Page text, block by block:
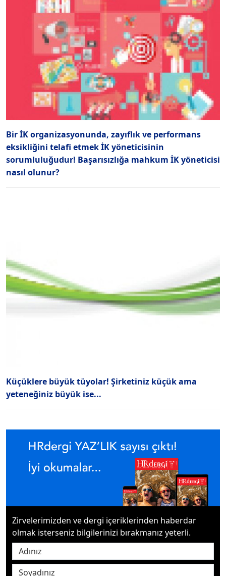
Bir İK organizasyonunda, zayıflık ve performans
eksikliğini telafi etmek İK yöneticisinin
sorumluluğudur! Başarısızlığa mahkum İK yöneticisi
nasıl olunur?
Küçüklere büyük tüyolar! Şirketiniz küçük ama
yeteneğiniz büyük ise...
Zirvelerimizden ve dergi içeriklerinden haberdar
olmak isterseniz bilgilerinizi bırakmanız yeterli.